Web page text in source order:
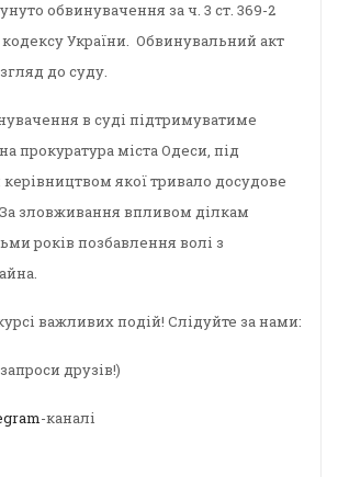
обвинувачення за ч. 3 ст. 369-2
України. Обвинувальний акт
до суду.
в суді підтримуватиме
прокуратура міста Одеси, під
якої тривало досудове
зловживання впливом ділкам
років позбавлення волі з
важливих подій! Слідуйте за нами:
друзів!)
-каналі